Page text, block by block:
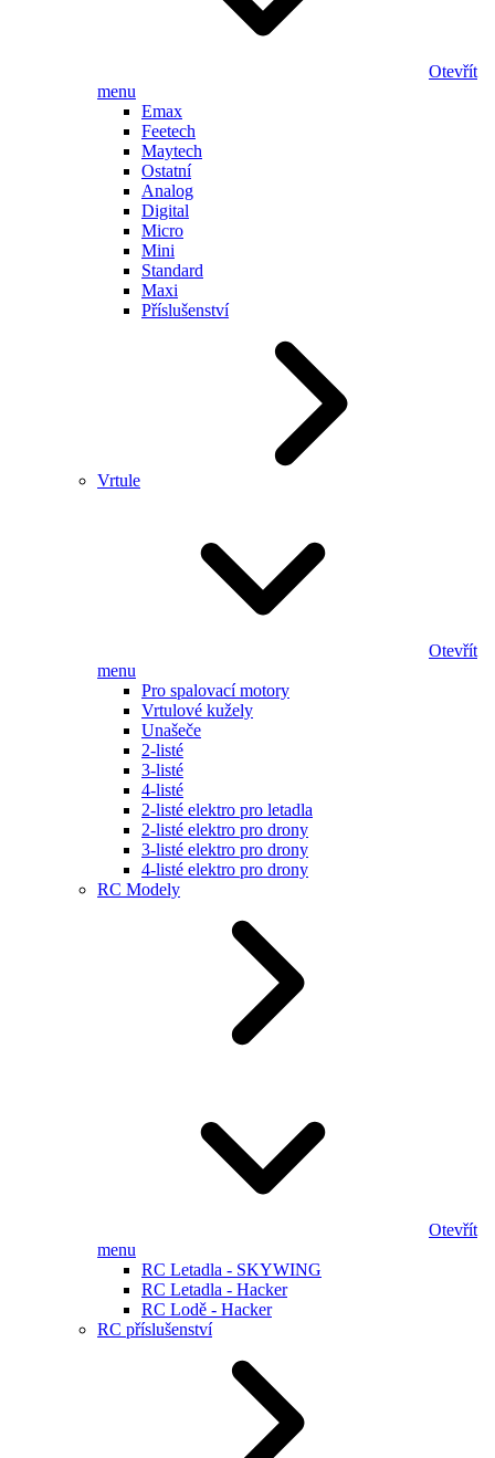
Otevřít
menu
Emax
Feetech
Maytech
Ostatní
Analog
Digital
Micro
Mini
Standard
Maxi
Příslušenství
Vrtule
Otevřít
menu
Pro spalovací motory
Vrtulové kužely
Unašeče
2-listé
3-listé
4-listé
2-listé elektro pro letadla
2-listé elektro pro drony
3-listé elektro pro drony
4-listé elektro pro drony
RC Modely
Otevřít
menu
RC Letadla - SKYWING
RC Letadla - Hacker
RC Lodě - Hacker
RC příslušenství